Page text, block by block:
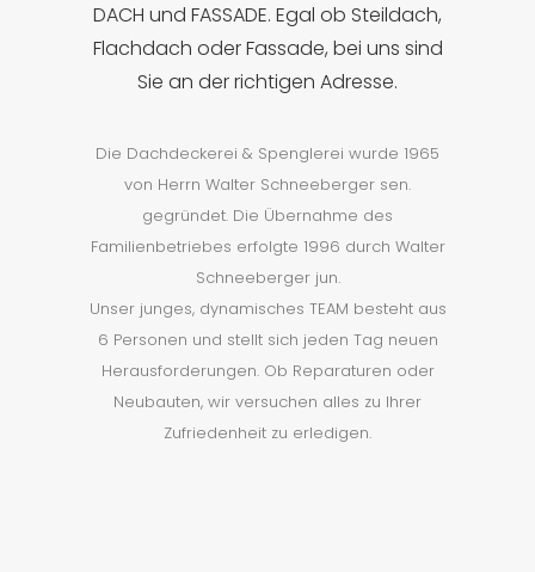
DACH und FASSADE. Egal ob Steildach,
Flachdach oder Fassade, bei uns sind
Sie an der richtigen Adresse.
Die Dachdeckerei & Spenglerei wurde 1965
von Herrn Walter Schneeberger sen.
gegründet. Die Übernahme des
Familienbetriebes erfolgte 1996 durch Walter
Schneeberger jun.
Unser junges, dynamisches TEAM besteht aus
6 Personen und stellt sich jeden Tag neuen
Herausforderungen. Ob Reparaturen oder
Neubauten, wir versuchen alles zu Ihrer
Zufriedenheit zu erledigen.